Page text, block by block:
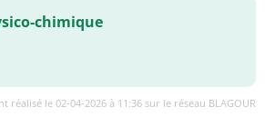
chimique
réalisé le 02-04-2026 à 11:36 sur le réseau BLAGOUR